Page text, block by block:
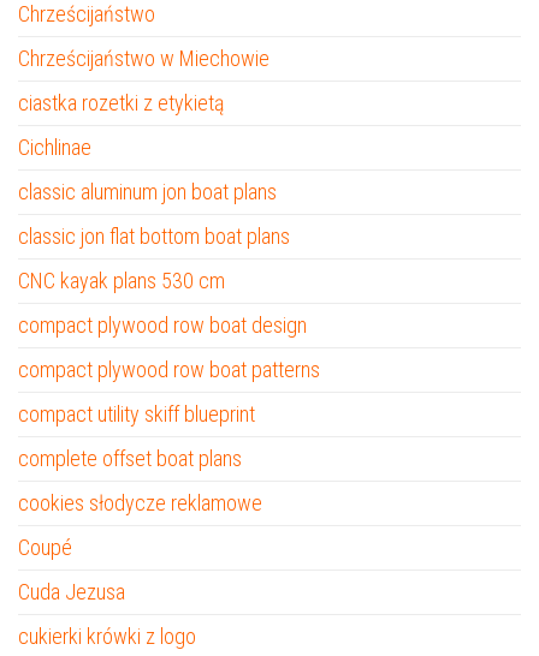
Chrześcijaństwo
Chrześcijaństwo w Miechowie
ciastka rozetki z etykietą
Cichlinae
classic aluminum jon boat plans
classic jon flat bottom boat plans
CNC kayak plans 530 cm
compact plywood row boat design
compact plywood row boat patterns
compact utility skiff blueprint
complete offset boat plans
cookies słodycze reklamowe
Coupé
Cuda Jezusa
cukierki krówki z logo